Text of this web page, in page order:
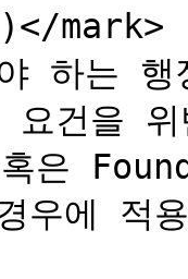
mark> -
하는
요건을
은
우에 적